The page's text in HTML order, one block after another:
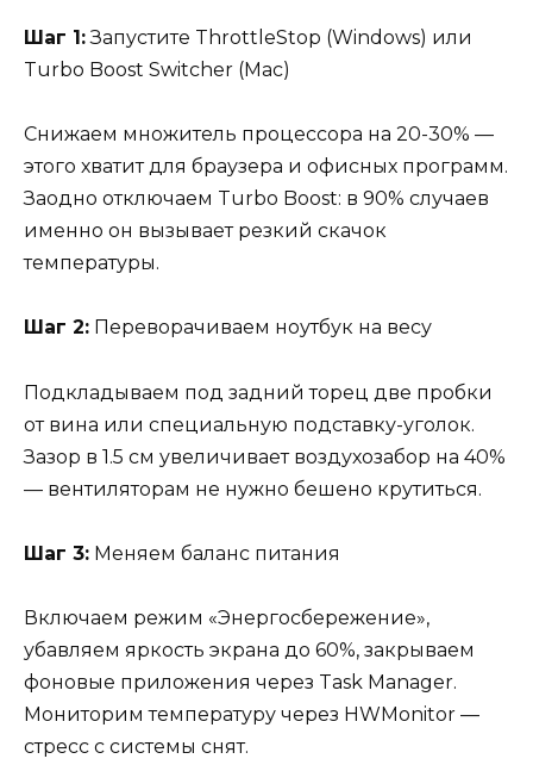
Шаг 1:Запустите ThrottleStop (Windows) или
Turbo Boost Switcher (Mac)
Снижаем множитель процессора на 20-30% —
этого хватит для браузера и офисных программ.
Заодно отключаем Turbo Boost: в 90% случаев
именно он вызывает резкий скачок
температуры.
Шаг 2: Переворачиваем ноутбук на весу
Подкладываем под задний торец две пробки
от вина или специальную подставку-уголок.
Зазор в 1.5 см увеличивает воздухозабор на 40%
— вентиляторам не нужно бешено крутиться.
Шаг 3: Меняем баланс питания
Включаем режим «Энергосбережение»,
убавляем яркость экрана до 60%, закрываем
фоновые приложения через Task Manager.
Мониторим температуру через HWMonitor —
стресс с системы снят.